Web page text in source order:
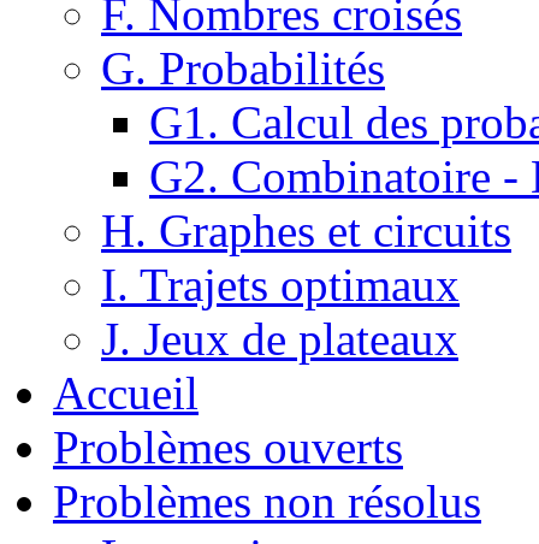
F. Nombres croisés
G. Probabilités
G1. Calcul des
G2. Combinatoire -
H. Graphes et circuits
I. Trajets optimaux
J. Jeux de plateaux
Accueil
Problèmes ouverts
Problèmes non résolus